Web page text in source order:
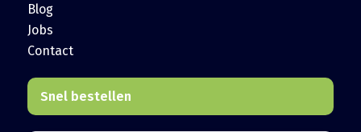
Blog
Jobs
Contact
Snel bestellen